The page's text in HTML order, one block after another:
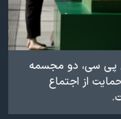
پی سی، دو مجسمه
از اجتماع